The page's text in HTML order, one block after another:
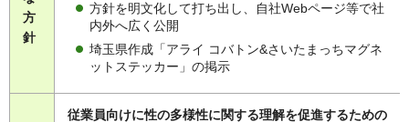
方
針
方針を明文化して打ち出し、自社Webページ等で社
内外へ広く公開
埼玉県作成「アライ コバトン&さいたまっちマグネ
ットステッカー」の掲示
従業員向けに性の多様性に関する理解を促進するための